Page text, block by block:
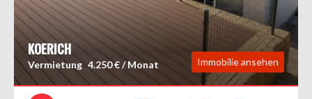
KOERICH
Vermietung 4.250 € / Monat Immobilie ansehen